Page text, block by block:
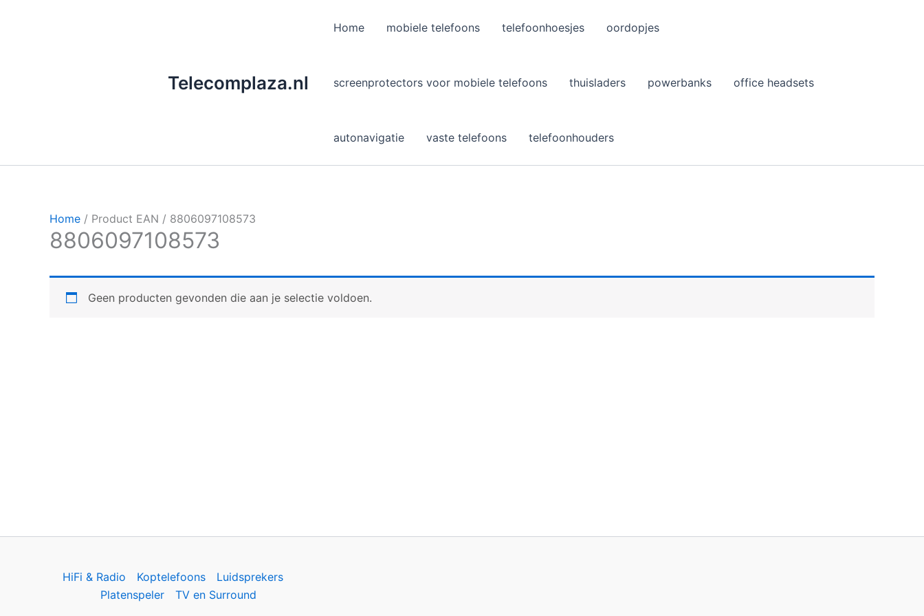
Telecomplaza.nl
Home mobiele telefoons telefoonhoesjes oordopjes
screenprotectors voor mobiele telefoons thuisladers powerbanks office headsets
autonavigatie vaste telefoons telefoonhouders
Home / Product EAN / 8806097108573
8806097108573
Geen producten gevonden die aan je selectie voldoen.
HiFi & Radio Koptelefoons
Luidsprekers
Platenspeler
TV en Surround